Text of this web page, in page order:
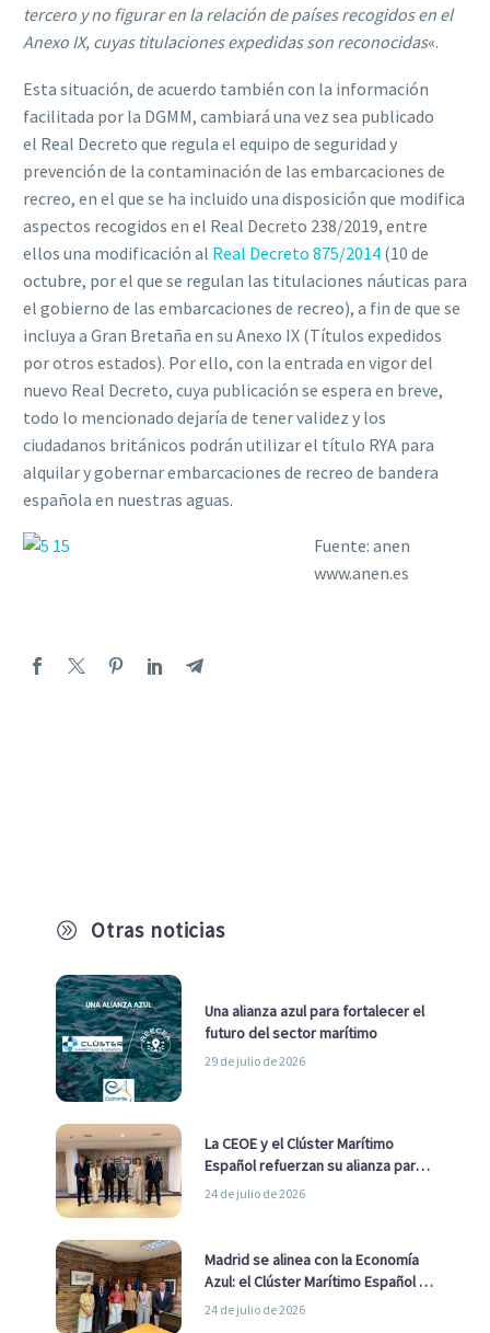
A Otras noticias
Una alianza azul para fortalecer el
futuro del sector marítimo
29 de julio de 2026
La CEOE y el Clúster Marítimo
Español refuerzan su alianza para
impulsar una estrategia Nacional
24 de julio de 2026
Madrid se alinea con la Economía
Azul: el Clúster Marítimo Español y
la Real Liga Naval avanzan alianzas
24 de julio de 2026
tercero y no figurar en la relación de países recogidos en el
Anexo IX, cuyas titulaciones expedidas son reconocidas«.
Esta situación, de acuerdo también con la información
facilitada por la DGMM, cambiará una vez sea publicado
el Real Decreto que regula el equipo de seguridad y
prevención de la contaminación de las embarcaciones de
recreo, en el que se ha incluido una disposición que modifica
aspectos recogidos en el Real Decreto 238/2019, entre
ellos una modificación al Real Decreto 875/2014 (10 de
octubre, por el que se regulan las titulaciones náuticas para
el gobierno de las embarcaciones de recreo), a fin de que se
incluya a Gran Bretaña en su Anexo IX (Títulos expedidos
por otros estados). Por ello, con la entrada en vigor del
nuevo Real Decreto, cuya publicación se espera en breve,
todo lo mencionado dejaría de tener validez y los
ciudadanos británicos podrán utilizar el título RYA para
alquilar y gobernar embarcaciones de recreo de bandera
española en nuestras aguas.
Fuente: anen
www.anen.es